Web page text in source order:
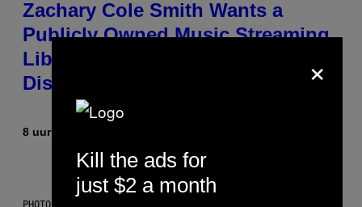
Zachary Cole Smith Wants a
Publicly Owned Music Streaming
Library Built on Spotify’s
Dismantled Bones
8 uur geleden
PHOTO ILLUSTRATION BY IAN WALDIE/GETTY IMAGES
×
Kill the ads for
just $2 a month